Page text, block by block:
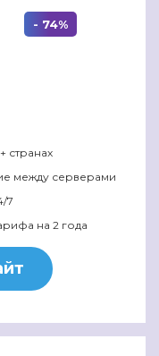
- 74%
странах
между серверами
7
на 2 года